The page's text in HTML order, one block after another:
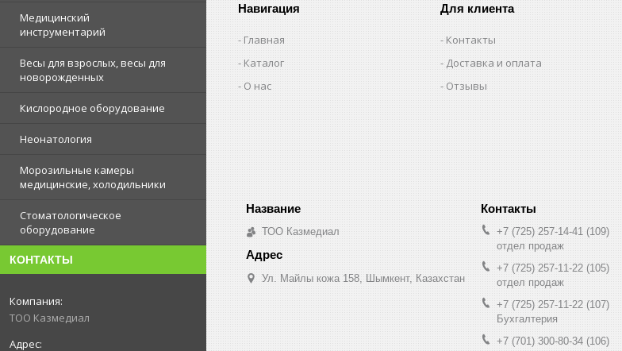
Медицинский
инструментарий
Весы для взрослых, весы для
новорожденных
Кислородное оборудование
Неонатология
Морозильные камеры
медицинские, холодильники
Стоматологическое
оборудование
КОНТАКТЫ
ТОО Казмедиал
Навигация
Главная
Каталог
О нас
Для клиента
Контакты
Доставка и оплата
Отзывы
ТОО Казмедиал
Ул. Майлы кожа 158, Шымкент, Казахстан
+7 (725) 257-14-41
109
отдел продаж
+7 (725) 257-11-22 105
отдел продаж
+7 (725) 257-11-22 107
Бухгалтерия
+7 (701) 300-80-34 106